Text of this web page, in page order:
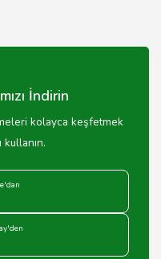
İndirin
kolayca keşfetmek
kullanın.